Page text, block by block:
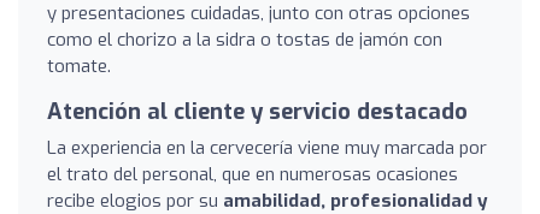
y presentaciones cuidadas, junto con otras opciones
como el chorizo a la sidra o tostas de jamón con
tomate.
Atención al cliente y servicio destacado
La experiencia en la cervecería viene muy marcada por
el trato del personal, que en numerosas ocasiones
recibe elogios por su amabilidad, profesionalidad y